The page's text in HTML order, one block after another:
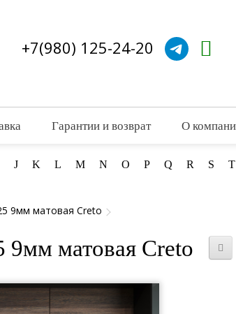
+7(980) 125-24-20
Гарантии и возврат О
J K L M N O P Q R S T
9мм матовая Creto
9мм матовая Creto